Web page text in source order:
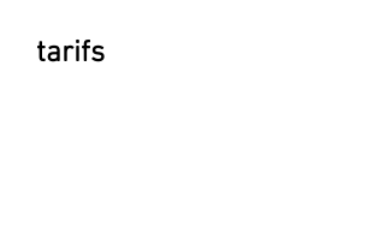
tarifs